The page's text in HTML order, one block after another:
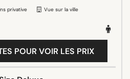
privative Vue sur la ville
POUR VOIR LES PRIX